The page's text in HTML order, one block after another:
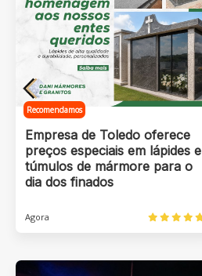
Recomendamos
Empresa de Toledo oferece
preços especiais em lápides e
túmulos de mármore para o
dia dos finados
Agora